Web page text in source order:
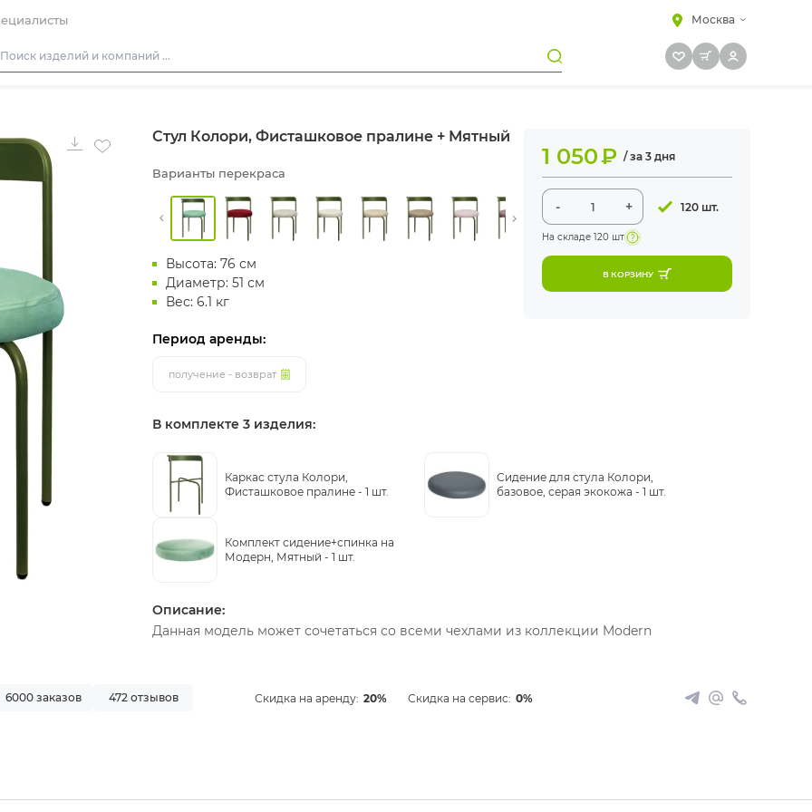
Москва
Стулья
Диваны
Фуршетная мебель
Барная мебель
Стул Колори, Фисташковое пралине + Мятный
Варианты перекраса
Высота: 76 см
Диаметр: 51 см
Вес: 6.1 кг
Период аренды:
получение - возврат
1 050₽ / за 3 дня
- + 120 шт.
На складе 120 шт
В КОРЗИНУ
В комплекте 3 изделия:
Каркас стула Колори,
Фисташковое пралине - 1 шт.
Сидение для стула Колори,
базовое, серая экокожа - 1 шт.
Комплект сидение+спинка на
Модерн, Мятный - 1 шт.
Описание:
Данная модель может сочетаться со всеми чехлами из коллекции Modern
6000 заказов 472 отзывов Скидка на аренду: 20% Скидка на сервис: 0%